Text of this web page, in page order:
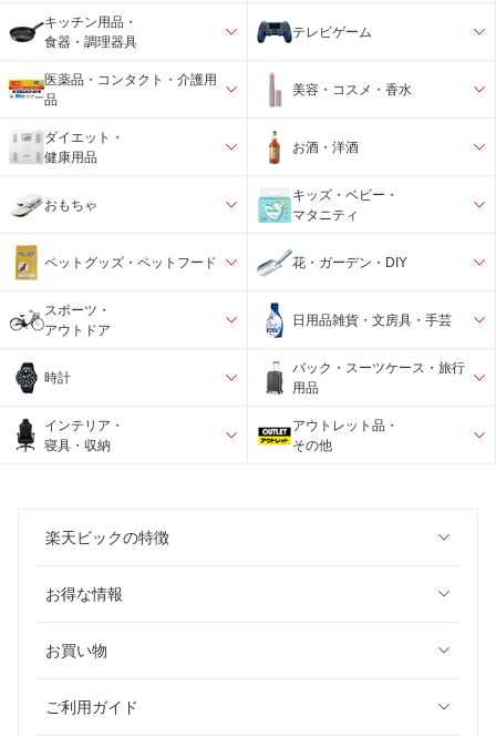
キッチン用品・
食器・調理器具
テレビゲーム
医薬品・コンタクト・介護用
品
美容・コスメ・香水
ダイエット・
健康用品
お酒・洋酒
おもちゃ
キッズ・ベビー・
マタニティ
ペットグッズ・ペットフード 花・ガーデン・DIY
スポーツ・
アウトドア
日用品雑貨・文房具・手芸
時計
バック・スーツケース・旅行
用品
インテリア・
寝具・収納
アウトレット品・
その他
楽天ビックの特徴
お得な情報
お買い物
ご利用ガイド